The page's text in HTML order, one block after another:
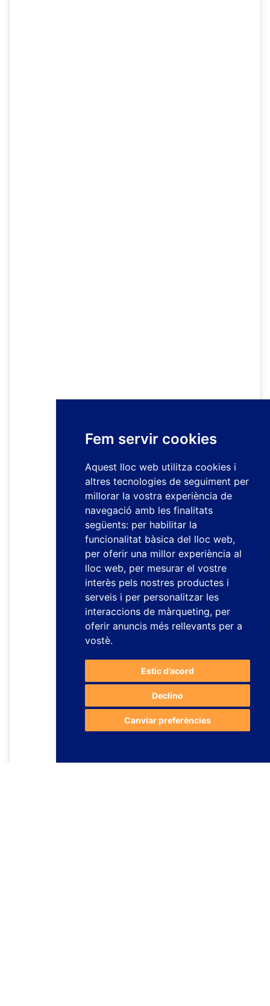
Fem servir cookies
Aquest lloc web utilitza cookies i
altres tecnologies de seguiment per
millorar la vostra experiència de
navegació amb les finalitats
següents: per habilitar la
funcionalitat bàsica del lloc web,
per oferir una millor experiència al
lloc web, per mesurar el vostre
interès pels nostres productes i
serveis i per personalitzar les
interaccions de màrqueting, per
oferir anuncis més rellevants per a
vostè.
Estic d’acord
Declino
Canviar preferències